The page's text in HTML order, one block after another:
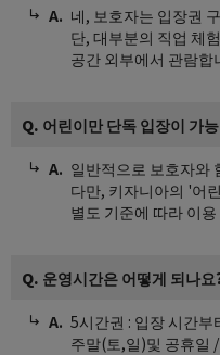
네, 보호자는 입장권
단, 대부분의 직업 체
공간 외부에서 관람합
Q. 어린이만 단독 입장이 가
일반적으로 보호자와
다만, 키자니아의 '어
별도 기준에 따라 이
Q. 운영시간은 어떻게 되나요
5시간권 : 입장 시간부
주말(토,일)및 공휴일